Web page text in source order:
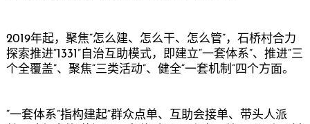
2019年起，聚焦“怎么建、怎么干、怎么管”，石桥村合力
探索推进“1331”自治互助模式，即建立“一套体系”、推进“三
个全覆盖”、聚焦“三类活动”、健全“一套机制”四个方面。
“一套体系”指构建起“群众点单、互助会接单、带头人派